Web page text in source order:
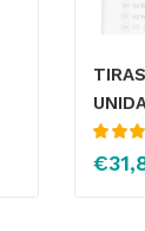
con 4.27
€